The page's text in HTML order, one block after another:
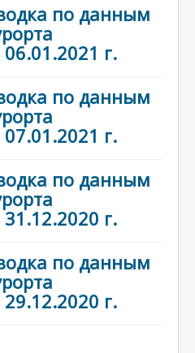
по данным
г.
по данным
г.
по данным
г.
по данным
г.